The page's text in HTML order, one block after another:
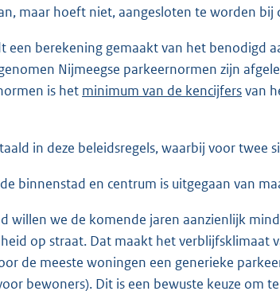
maar hoeft niet, aangesloten te worden bij
een berekening gemaakt van het benodigd
Nijmeegse parkeernormen zijn
is het minimum van de kencijfersvan
in deze beleidsregels, waarbij voor twee
binnenstad en centrum is uitgegaan van
willen we de komende jaren aanzienlijk
op straat. Dat maakt het verblijfsklimaat
de meeste woningen een generieke
bewoners). Dit is een bewuste keuze om